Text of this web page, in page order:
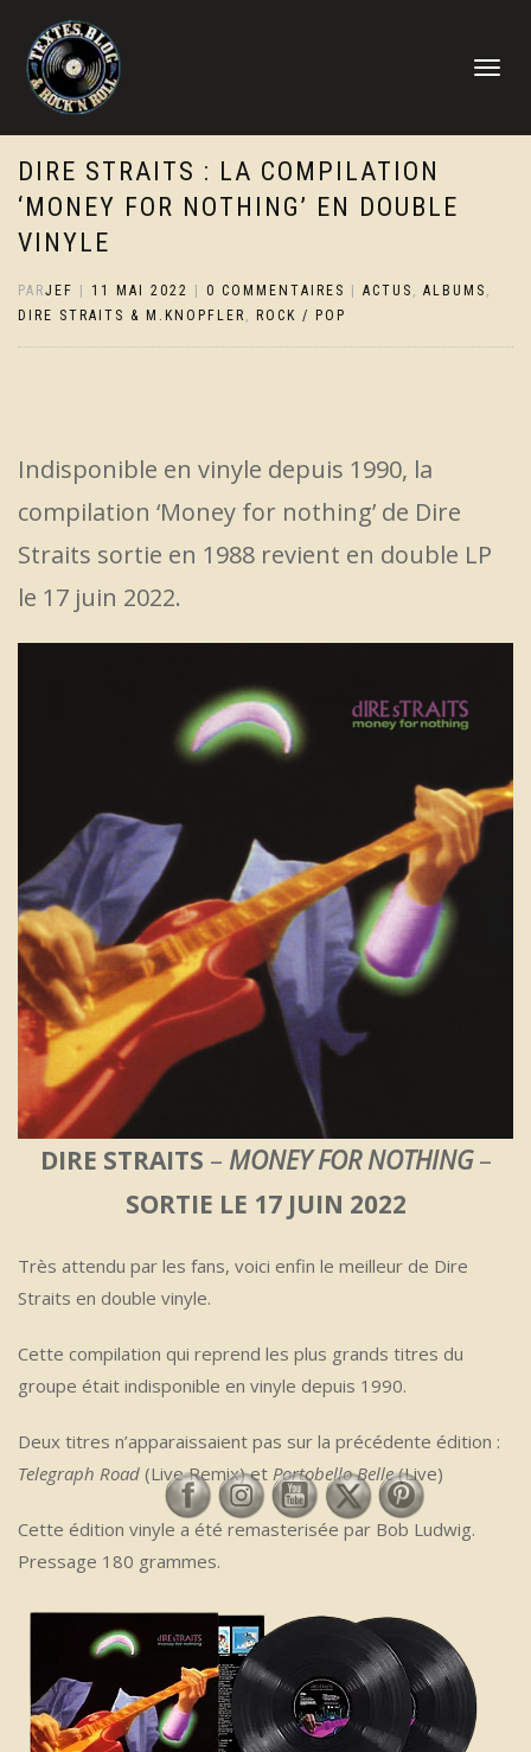
DÉPLIER
DIRE STRAITS : LA COMPILATION
‘MONEY FOR NOTHING’ EN DOUBLE
VINYLE
PARJEF 11 MAI 2022 0 COMMENTAIRES ACTUS , ALBUMS ,
DIRE STRAITS & M.KNOPFLER , ROCK / POP
Indisponible en vinyle depuis 1990, la
compilation ‘Money for nothing’ de Dire
Straits sortie en 1988 revient en double LP
le 17 juin 2022.
DIRE STRAITS – MONEY FOR NOTHING–
SORTIE LE 17 JUIN 2022
Très attendu par les fans, voici enfin le meilleur de Dire
Straits en double vinyle.
Cette compilation qui reprend les plus grands titres du
groupe était indisponible en vinyle depuis 1990.
Deux titres n’apparaissaient pas sur la précédente édition :
Telegraph Road (Live Remix) et Portobello Belle(Live)
Cette édition vinyle a été remasterisée par Bob Ludwig.
Pressage 180 grammes.